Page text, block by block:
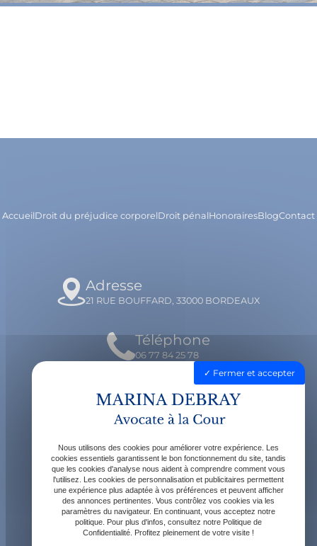
AccueilDroit du préjudice corporelDroit pénalHonorairesBlogContact
Adresse
21 RUE BOUFFARD, 33000 BORDEAUX
Téléphone
06 77 84 25 78
Email
contact@avocatdebray.fr
Horaires
Lundi - Vendredi : 9h - 19h
Fermer et accepter
Nous utilisons des cookies pour améliorer votre expérience. Les
cookies essentiels garantissent le bon fonctionnement du site, tandis
que les cookies d'analyse nous aident à comprendre comment vous
l'utilisez. Les cookies de personnalisation et publicitaires permettent
une expérience plus adaptée à vos préférences et peuvent afficher
des annonces pertinentes. Vous contrôlez vos cookies via les
paramètres du navigateur. En continuant, vous acceptez notre
politique. Pour plus d'infos, consultez notre Politique de
Confidentialité. Profitez pleinement de votre visite !